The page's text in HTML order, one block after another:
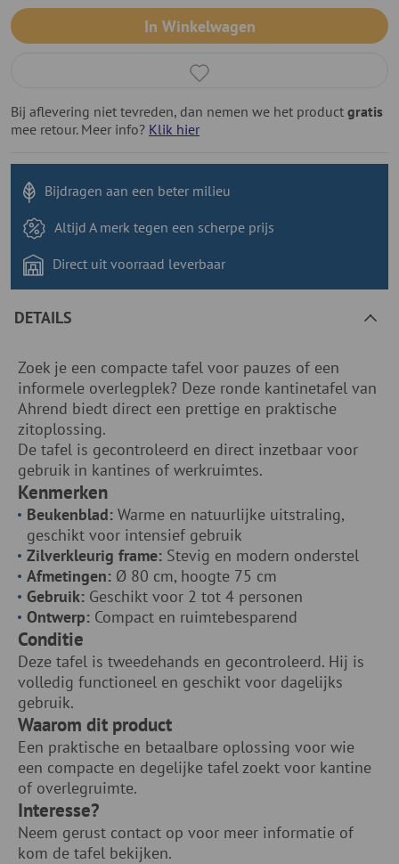
In Winkelwagen
Bij aflevering niet tevreden, dan nemen we het product gratis
mee retour. Meer info? Klik hier
Bijdragen aan een beter milieu
Altijd A merk tegen een scherpe prijs
Direct uit voorraad leverbaar
DETAILS
Zoek je een compacte tafel voor pauzes of een
informele overlegplek? Deze ronde kantinetafel van
Ahrend biedt direct een prettige en praktische
zitoplossing.
De tafel is gecontroleerd en direct inzetbaar voor
gebruik in kantines of werkruimtes.
Kenmerken
Beukenblad: Warme en natuurlijke uitstraling,
geschikt voor intensief gebruik
Zilverkleurig frame: Stevig en modern onderstel
Afmetingen: Ø 80 cm, hoogte 75 cm
Gebruik: Geschikt voor 2 tot 4 personen
Ontwerp: Compact en ruimtebesparend
Conditie
Deze tafel is tweedehands en gecontroleerd. Hij is
volledig functioneel en geschikt voor dagelijks
gebruik.
Waarom dit product
Een praktische en betaalbare oplossing voor wie
een compacte en degelijke tafel zoekt voor kantine
of overlegruimte.
Interesse?
Neem gerust contact op voor meer informatie of
kom de tafel bekijken.